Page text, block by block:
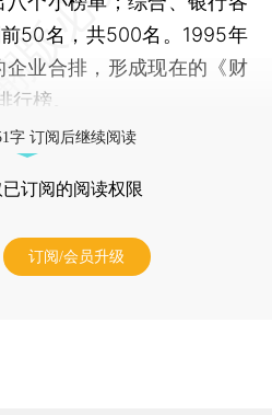
50名，共500名。1995年
业合排，形成现在的《财
行榜。
字 订阅后继续阅读
已订阅的阅读权限
订阅/会员升级